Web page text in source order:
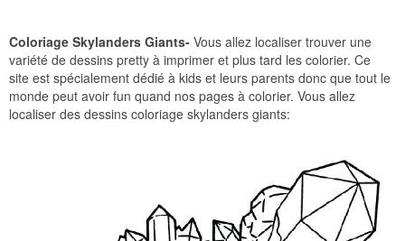
Coloriage Skylanders Giants- Vous allez localiser trouver une
variété de dessins pretty à imprimer et plus tard les colorier. Ce
site est spécialement dédié à kids et leurs parents donc que tout le
monde peut avoir fun quand nos pages à colorier. Vous allez
localiser des dessins coloriage skylanders giants: